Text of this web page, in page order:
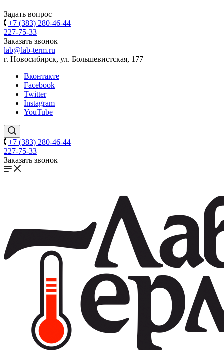
Задать вопрос
+7 (383) 280-46-44
227-75-33
Заказать звонок
lab@lab-term.ru
г. Новосибирск, ул. Большевистская, 177
Вконтакте
Facebook
Twitter
Instagram
YouTube
+7 (383) 280-46-44
227-75-33
Заказать звонок